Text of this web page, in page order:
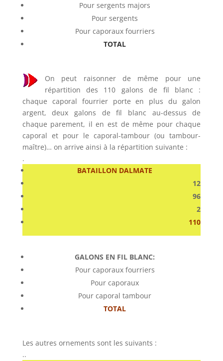
Pour sergents majors
Pour sergents
Pour caporaux fourriers
TOTAL
On peut raisonner de même pour une
répartition des 110 galons de fil blanc :
chaque caporal fourrier porte en plus du galon
argent, deux galons de fil blanc au-dessus de
chaque parement, il en est de même pour chaque
caporal et pour le caporal-tambour (ou tambour-
maître)… on arrive ainsi à la répartition suivante :
.
BATAILLON DALMATE
12
96
2
110
GALONS EN FIL BLANC:
Pour caporaux fourriers
Pour caporaux
Pour caporal tambour
TOTAL
Les autres ornements sont les suivants :
..